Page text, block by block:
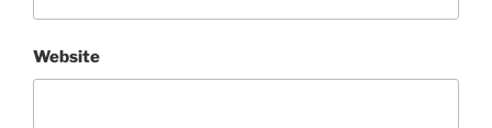
Website